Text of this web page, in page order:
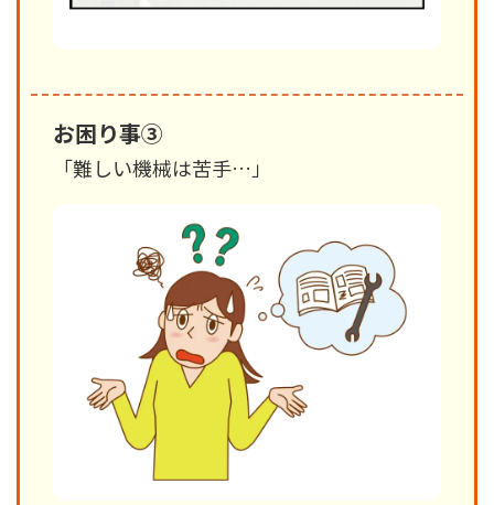
お困り事③
「難しい機械は苦手…」